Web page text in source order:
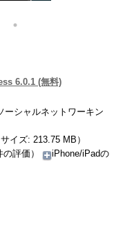
6.0.1 (無料)
ーシャルネットワーキン
イズ: 213.75 MB）
の評価）
iPhone/iPadの